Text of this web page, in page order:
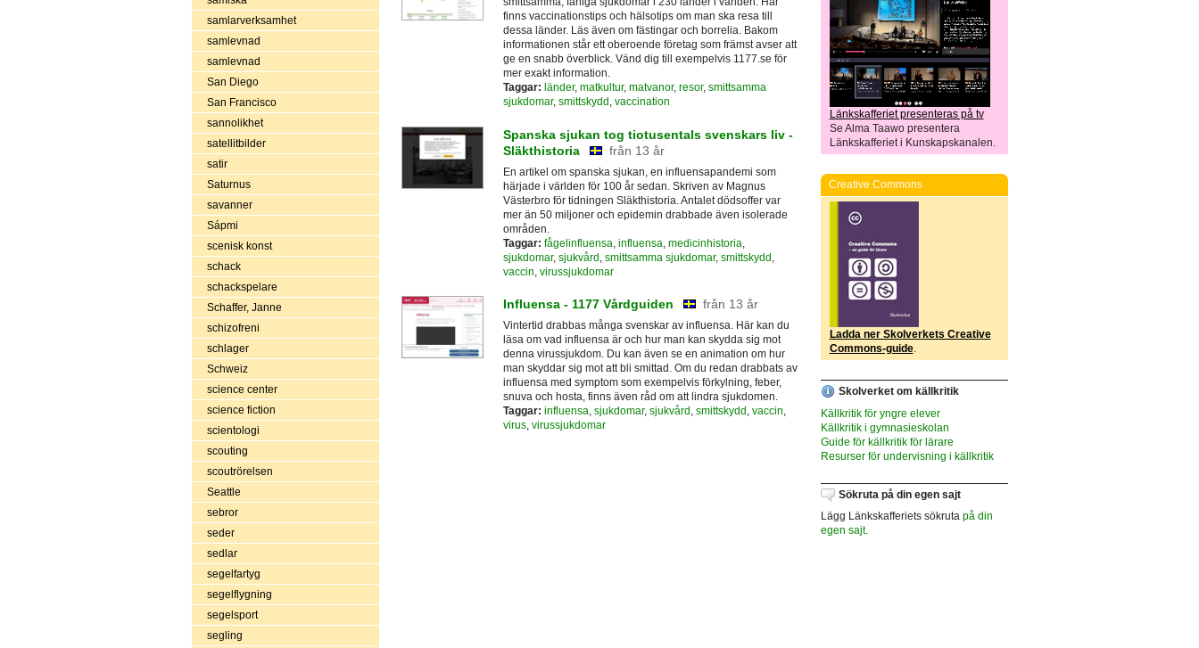
samlarverksamhet
samlevnad
samlevnad
San Diego
San Francisco
sannolikhet
satellitbilder
satir
Saturnus
savanner
Sápmi
scenisk konst
schack
schackspelare
Schaffer, Janne
schizofreni
schlager
Schweiz
science center
science fiction
scientologi
scouting
scoutrörelsen
Seattle
sebror
seder
sedlar
segelfartyg
segelflygning
segelsport
segling
finns vaccinationstips och hälsotips om man ska resa till
dessa länder. Läs även om fästingar och borrelia. Bakom
informationen står ett oberoende företag som främst avser att
ge en snabb överblick. Vänd dig till exempelvis 1177.se för
mer exakt information.
Taggar: länder, matkultur, matvanor, resor, smittsamma
sjukdomar, smittskydd , vaccination
Spanska sjukan tog tiotusentals svenskars liv -
Släkthistoria
från 13 år
En artikel om spanska sjukan, en influensapandemi som
härjade i världen för 100 år sedan. Skriven av Magnus
Västerbro för tidningen Släkthistoria. Antalet dödsoffer var
mer än 50 miljoner och epidemin drabbade även isolerade
områden.
Taggar: fågelinfluensa, influensa, medicinhistoria,
sjukdomar, sjukvård, smittsamma sjukdomar, smittskydd,
vaccin, virussjukdomar
Influensa - 1177 Vårdguiden från 13 år
Vintertid drabbas många svenskar av influensa. Här kan du
läsa om vad influensa är och hur man kan skydda sig mot
denna virussjukdom. Du kan även se en animation om hur
man skyddar sig mot att bli smittad. Om du redan drabbats av
influensa med symptom som exempelvis förkylning, feber,
snuva och hosta, finns även råd om att lindra sjukdomen.
Taggar: influensa, sjukdomar, sjukvård , smittskydd , vaccin,
virus, virussjukdomar
Länkskafferiet presenteras på tv
Se Alma Taawo presentera
Länkskafferiet i Kunskapskanalen.
Creative Commons
Ladda ner Skolverkets Creative
Commons-guide.
Skolverket om källkritik
Källkritik för yngre elever
Källkritik i gymnasieskolan
Guide för källkritik för lärare
Resurser för undervisning i källkritik
Sökruta på din egen sajt
Lägg Länkskafferiets sökruta på din
egen sajt.